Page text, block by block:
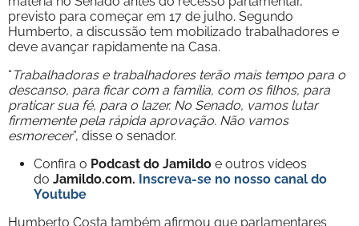
previsto para começar em 17 de julho. Segundo
Humberto, a discussão tem mobilizado trabalhadores e
deve avançar rapidamente na Casa.
“ Trabalhadoras e trabalhadores terão mais tempo para o
descanso, para ficar com a família, com os filhos, para
praticar sua fé, para o lazer. No Senado, vamos lutar
firmemente pela rápida aprovação. Não vamos
esmorecer”, disse o senador.
Confira o Podcast do Jamildo e outros vídeos
do Jamildo.com. Inscreva-se no nosso canal do
Youtube
Humberto Costa também afirmou que parlamentares